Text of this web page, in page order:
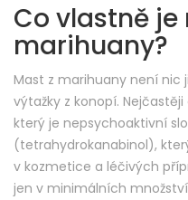
Co vlastně je
marihuany?
Mast z marihuany není nic
výtažky z konopí.
který je nepsychoaktivní
(tetrahydrokanabinol),
v kozmetice a léčivých
jen v minimálních